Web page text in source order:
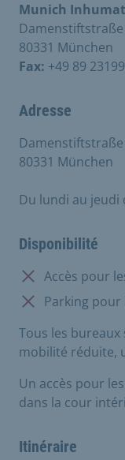
Munich
Damenstiftstraße
80331 München
Fax: +49 89
Adresse
Damenstiftstraße
80331 München
Du lundi au jeudi
Disponibilité
Non disponible:
Accès pour
Non disponible:
Parking pour
Tous les bureaux
mobilité réduite,
Un accès pour
dans la cour
Itinéraire